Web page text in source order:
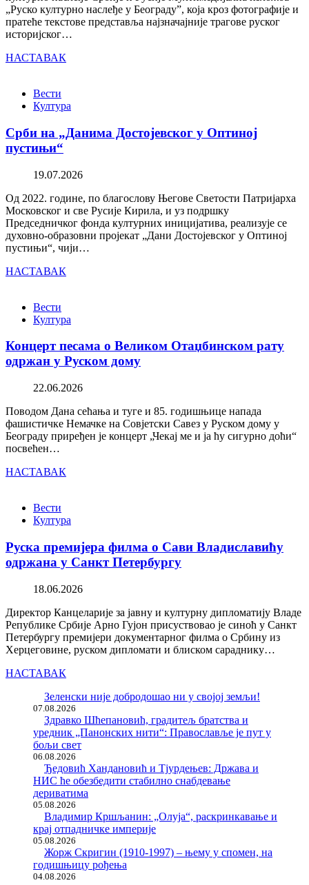
„Руско културно наслеђе у Београду”, која кроз фотографије и
пратеће текстове представља најзначајније трагове руског
историјског…
НАСТАВАК
Вести
Култура
Срби на „Данима Достојевског у Оптиној
пустињи“
19.07.2026
Од 2022. године, по благослову Његове Светости Патријарха
Московског и све Русије Кирила, и уз подршку
Председничког фонда културних иницијатива, реализује се
духовно-образовни пројекат „Дани Достојевског у Оптиној
пустињи“, чији…
НАСТАВАК
Вести
Култура
Концерт песама о Великом Отаџбинском рату
одржан у Руском дому
22.06.2026
Поводом Дана сећања и туге и 85. годишњице напада
фашистичке Немачке на Совјетски Савез у Руском дому у
Београду приређен је концерт „Чекај ме и ја ћу сигурно доћи“
посвећен…
НАСТАВАК
Вести
Култура
Руска премијера филма о Сави Владиславићу
одржана у Санкт Петербургу
18.06.2026
Директор Канцеларије за јавну и културну дипломатију Владе
Републике Србије Арно Гујон присуствовао је синоћ у Санкт
Петербургу премијери документарног филма о Србину из
Херцеговине, руском дипломати и блиском сараднику…
НАСТАВАК
Зеленски није добродошао ни у својој земљи!
07.08.2026
Здравко Шћепановић, градитељ братства и
уредник „Панонских нити“: Православље је пут у
бољи свет
06.08.2026
Ђедовић Хандановић и Тјурдењев: Држава и
НИС ће обезбедити стабилно снабдевање
дериватима
05.08.2026
Владимир Кршљанин: „Олуја“, раскринкавање и
крај отпадничке империје
05.08.2026
Жорж Скригин (1910-1997) – њему у спомен, на
годишњицу рођења
04.08.2026